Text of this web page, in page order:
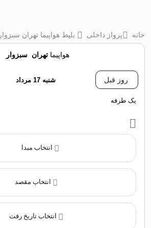
خانه پرواز داخلی بلیط هواپیما تهران سبزوار
هواپیما تهران سبزوار
روز قبل شنبه 17 مرداد
یک طرفه
انتخاب مبدا
انتخاب مقصد